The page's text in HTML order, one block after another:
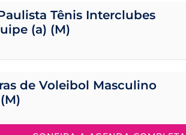
Tênis Interclubes
(a) (M)
de Voleibol Masculino